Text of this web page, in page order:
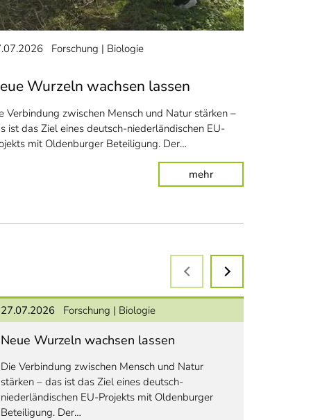
und Windrädern
Forschung Biologie
Wurzeln wachsen lassen
Verbindung zwischen Mensch und Natur stärken –
ist das Ziel eines deutsch-niederländischen EU-
mit Oldenburger Beteiligung. Der…
mehr: Neue Wurzeln
27.07.2026 Forschung Biologie
Neue Wurzeln wachsen lassen
Die Verbindung zwischen Mensch und Natur
stärken – das ist das Ziel eines deutsch-
niederländischen EU-Projekts mit Oldenburger
Beteiligung. Der…